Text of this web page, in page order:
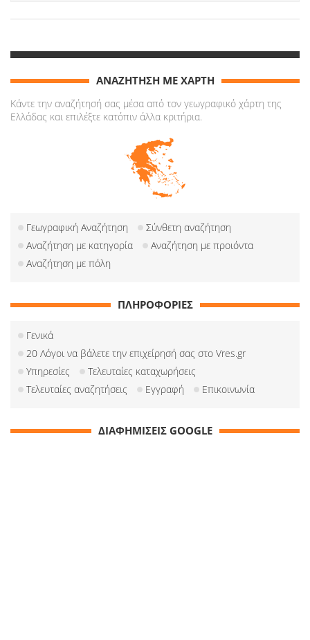
ΑΝΑΖΗΤΗΣΗ ΜΕ ΧΑΡΤΗ
Κάντε την αναζήτησή σας μέσα από τον γεωγραφικό χάρτη της
Ελλάδας και επιλέξτε κατόπιν άλλα κριτήρια.
Γεωγραφική Αναζήτηση
Σύνθετη αναζήτηση
Αναζήτηση με κατηγορία
Αναζήτηση με προιόντα
Αναζήτηση με πόλη
ΠΛΗΡΟΦΟΡΙΕΣ
Γενικά
20 Λόγοι να βάλετε την επιχείρησή σας στο Vres.gr
Υπηρεσίες
Τελευταίες καταχωρήσεις
Τελευταίες αναζητήσεις
Εγγραφή Επικοινωνία
ΔΙΑΦΗΜΙΣΕΙΣ GOOGLE